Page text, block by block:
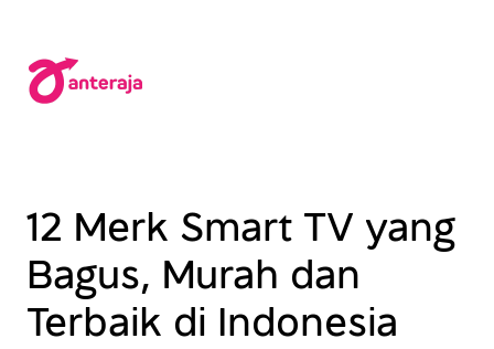
konten
12 Merk Smart TV yang
Bagus, Murah dan
Terbaik di Indonesia